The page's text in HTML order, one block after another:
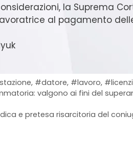
la Suprema
al pagamento
, #datore, #lavoro,
valgono ai fini del
e pretesa risarcitoria del